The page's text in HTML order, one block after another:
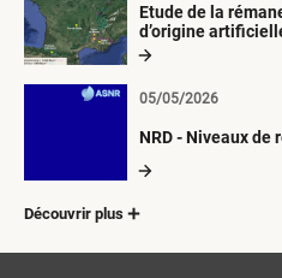
Etude de la
d’origine
NRD - Niveaux
05/05/2026
Découvrir plus